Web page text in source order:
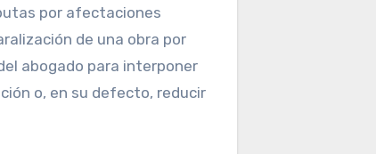
por afectaciones
de una obra por
abogado para interponer
o, en su defecto, reducir